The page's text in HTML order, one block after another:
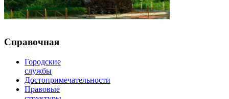
Справочная
Городские
службы
Достопримечательности
Правовые